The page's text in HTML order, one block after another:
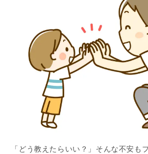
「どう教えたらいい？」そんな不安も